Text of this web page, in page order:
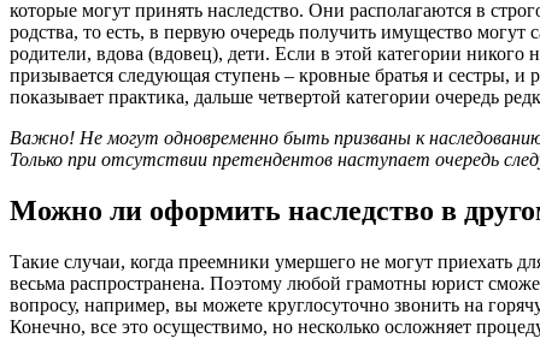
которые могут принять наследство. Они располагаются в
родства, то есть, в первую очередь получить имущество
родители, вдова (вдовец), дети. Если в этой категории никого
призывается следующая ступень – кровные братья и сестры, и
показывает практика, дальше четвертой категории очередь
Важно! Не могут одновременно быть призваны к
Только при отсутствии претендентов наступает очередь
Можно ли оформить наследство в
Такие случаи, когда преемники умершего не могут приехать
весьма распространена. Поэтому любой грамотны юрист
вопросу, например, вы можете круглосуточно звонить на
Конечно, все это осуществимо, но несколько осложняет